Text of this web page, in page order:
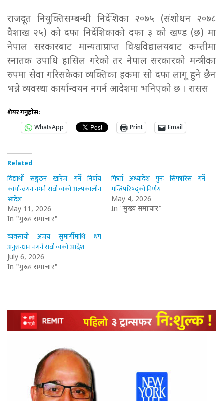
राजदूत नियुक्तिसम्बन्धी निर्देशिका २०७५ (संशोधन २०७८
वैशाख २५) को दफा निर्देशिकाको दफा ३ को खण्ड (छ) मा
नेपाल सरकारबाट मान्यताप्राप्त विश्वविद्यालयबाट कम्तीमा
स्नातक उपाधि हासिल गरेको तर नेपाल सरकारको मन्त्रीका
रुपमा सेवा गरिसकेका व्यक्तिका हकमा सो दफा लागू हुने छैन
भन्ने व्यवस्था कार्यान्वयन नगर्न आदेशमा भनिएको छ । रासस
शेयर गर्नुहोस:
WhatsApp
Print Email
Related
विद्यार्थी सङ्गठन खारेज गर्ने निर्णय
कार्यान्वयन नगर्न सर्वोच्चको अल्पकालीन
आदेश
May 11, 2026
In "मुख्य समाचार"
फिर्ता अध्यादेश पुनः सिफारिस गर्ने
मन्त्रिपरिषद्को निर्णय
May 4, 2026
In "मुख्य समाचार"
व्यवसायी अजय सुमार्गीमाथि थप
अनुसन्धान नगर्न सर्वोच्चको आदेश
July 6, 2026
In "मुख्य समाचार"